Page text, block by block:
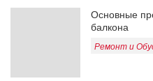
Основные
балкона
Ремонт и